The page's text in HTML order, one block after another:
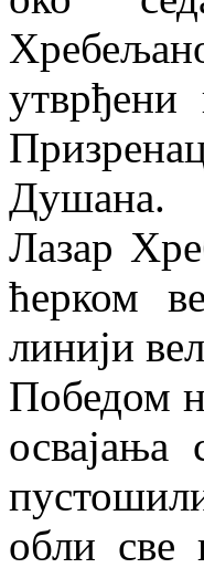
Душана.
Лазар
ћерком
линији
Победом
обли све